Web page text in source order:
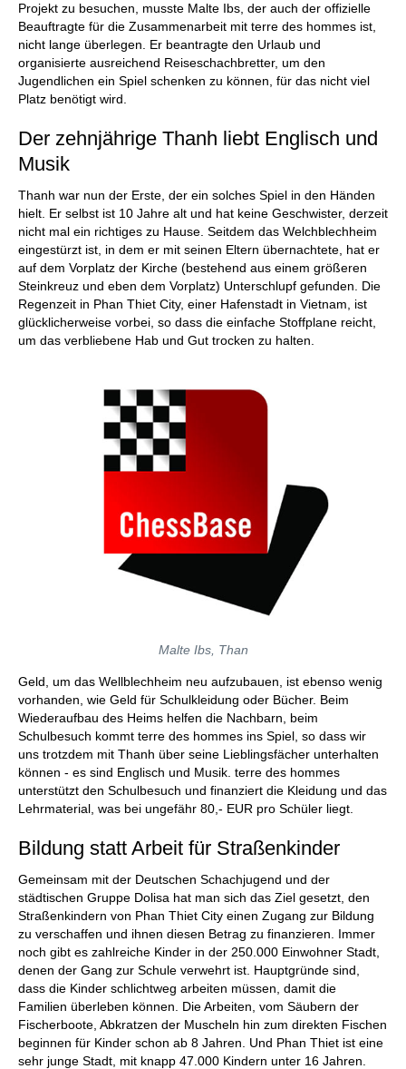
Projekt zu besuchen, musste Malte Ibs, der auch der offizielle
Beauftragte für die Zusammenarbeit mit terre des hommes ist,
nicht lange überlegen. Er beantragte den Urlaub und
organisierte ausreichend Reiseschachbretter, um den
Jugendlichen ein Spiel schenken zu können, für das nicht viel
Platz benötigt wird.
Der zehnjährige Thanh liebt Englisch und
Musik
Thanh war nun der Erste, der ein solches Spiel in den Händen
hielt. Er selbst ist 10 Jahre alt und hat keine Geschwister, derzeit
nicht mal ein richtiges zu Hause. Seitdem das Welchblechheim
eingestürzt ist, in dem er mit seinen Eltern übernachtete, hat er
auf dem Vorplatz der Kirche (bestehend aus einem größeren
Steinkreuz und eben dem Vorplatz) Unterschlupf gefunden. Die
Regenzeit in Phan Thiet City, einer Hafenstadt in Vietnam, ist
glücklicherweise vorbei, so dass die einfache Stoffplane reicht,
um das verbliebene Hab und Gut trocken zu halten.
Malte Ibs, Than
Geld, um das Wellblechheim neu aufzubauen, ist ebenso wenig
vorhanden, wie Geld für Schulkleidung oder Bücher. Beim
Wiederaufbau des Heims helfen die Nachbarn, beim
Schulbesuch kommt terre des hommes ins Spiel, so dass wir
uns trotzdem mit Thanh über seine Lieblingsfächer unterhalten
können - es sind Englisch und Musik. terre des hommes
unterstützt den Schulbesuch und finanziert die Kleidung und das
Lehrmaterial, was bei ungefähr 80,- EUR pro Schüler liegt.
Bildung statt Arbeit für Straßenkinder
Gemeinsam mit der Deutschen Schachjugend und der
städtischen Gruppe Dolisa hat man sich das Ziel gesetzt, den
Straßenkindern von Phan Thiet City einen Zugang zur Bildung
zu verschaffen und ihnen diesen Betrag zu finanzieren. Immer
noch gibt es zahlreiche Kinder in der 250.000 Einwohner Stadt,
denen der Gang zur Schule verwehrt ist. Hauptgründe sind,
dass die Kinder schlichtweg arbeiten müssen, damit die
Familien überleben können. Die Arbeiten, vom Säubern der
Fischerboote, Abkratzen der Muscheln hin zum direkten Fischen
beginnen für Kinder schon ab 8 Jahren. Und Phan Thiet ist eine
sehr junge Stadt, mit knapp 47.000 Kindern unter 16 Jahren.